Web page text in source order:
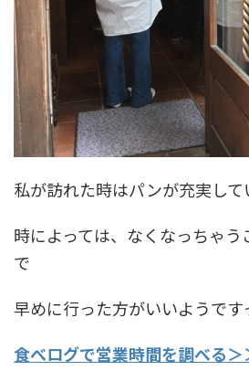
私が訪れた時はパンが充実し
時によっては、なくなっちゃ
で
早めに行った方がいいようです
食べログで営業時間を調べる＞